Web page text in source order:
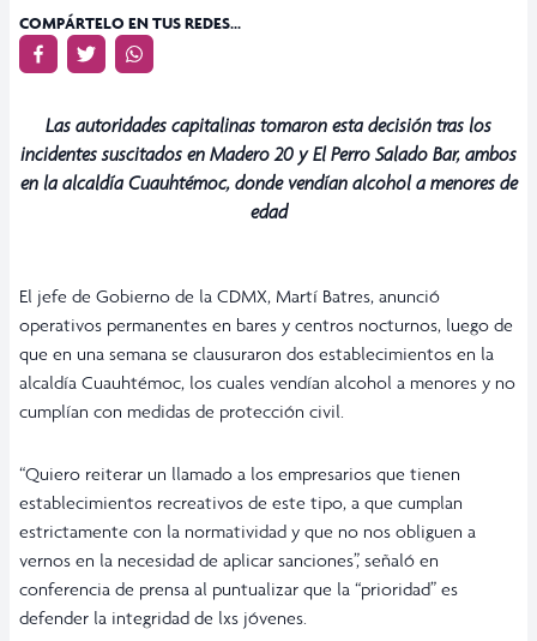
COMPÁRTELO EN TUS REDES...
Las autoridades capitalinas tomaron esta decisión tras los
incidentes suscitados en Madero 20 y El Perro Salado Bar, ambos
en la alcaldía Cuauhtémoc, donde vendían alcohol a menores de
edad
El jefe de Gobierno de la CDMX, Martí Batres, anunció
operativos permanentes en bares y centros nocturnos, luego de
que en una semana se clausuraron dos establecimientos en la
alcaldía Cuauhtémoc, los cuales vendían alcohol a menores y no
cumplían con medidas de protección civil.
“Quiero reiterar un llamado a los empresarios que tienen
establecimientos recreativos de este tipo, a que cumplan
estrictamente con la normatividad y que no nos obliguen a
vernos en la necesidad de aplicar sanciones”, señaló en
conferencia de prensa al puntualizar que la “prioridad” es
defender la integridad de lxs jóvenes.